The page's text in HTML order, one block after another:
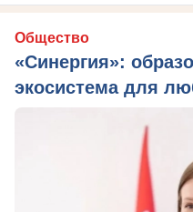
Общество
«Синергия»:
экосистема для